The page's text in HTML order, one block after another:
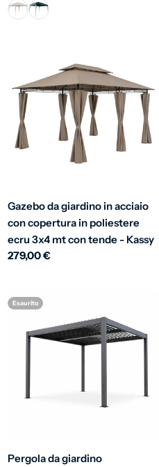
Gazebo da giardino in acciaio
con copertura in poliestere
ecru 3x4 mt con tende - Kassy
Prezzo normale
279,00 €
Esaurito
Pergola da giardino